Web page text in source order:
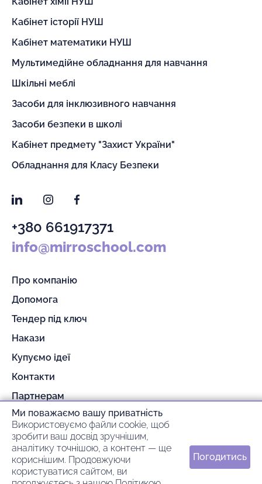
Кабінет історії НУШ
Кабінет математики НУШ
Мультимедійне обладнання для навчання
Шкільні меблі
Засоби для інклюзивного навчання
Засоби безпеки в школі
Кабінет предмету "Захист України"
Обладнання для Класу Безпеки
LinkedInInstagramFacebook
+380 661917371
info@mirroschool.com
Про компанію
Допомога
Тендер під ключ
Накази
Купуємо ідеї
Контакти
Партнерам
Гарантія та повернення
Оплата та доставка
© 2026 mirroschool
Ми поважаємо вашу приватність
Використовуємо файли cookie, щоб
зробити ваш досвід зручнішим,
аналітику точнішою, а контент — ще
кориснішим. Продовжуючи
користуватися сайтом, ви
Погодитись